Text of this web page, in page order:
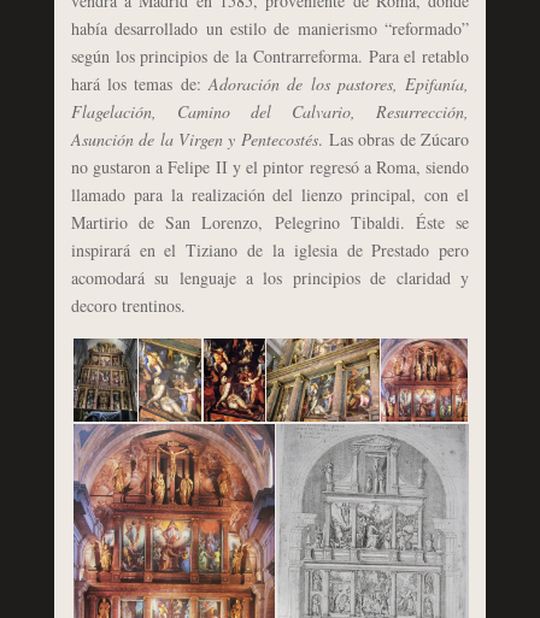
había desarrollado un estilo de manierismo “reformado”
según los principios de la Contrarreforma. Para el retablo
hará los temas de: Adoración de los pastores, Epifanía,
Flagelación, Camino del Calvario, Resurrección,
Asunción de la Virgen y Pentecostés. Las obras de Zúcaro
no gustaron a Felipe II y el pintor regresó a Roma, siendo
llamado para la realización del lienzo principal, con el
Martirio de San Lorenzo, Pelegrino Tibaldi. Éste se
inspirará en el Tiziano de la iglesia de Prestado pero
acomodará su lenguaje a los principios de claridad y
decoro trentinos.